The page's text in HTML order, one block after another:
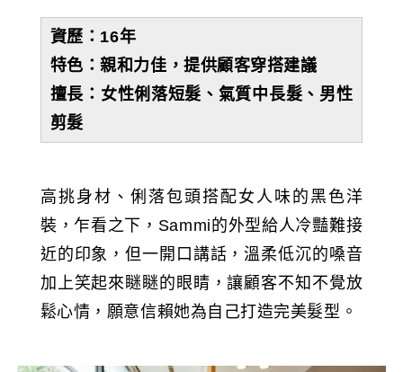
資歷： 16年
特色：親和力佳，提供顧客穿搭建議
擅長：女性俐落短髮、氣質中長髮、男性
剪髮
高挑身材、俐落包頭搭配女人味的黑色洋
裝，乍看之下，Sammi的外型給人冷豔難接
近的印象，但一開口講話，溫柔低沉的嗓音
加上笑起來瞇瞇的眼睛，讓顧客不知不覺放
鬆心情，願意信賴她為自己打造完美髮型。